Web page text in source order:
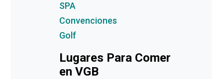
SPA
Convenciones
Golf
Lugares Para Comer
en VGB